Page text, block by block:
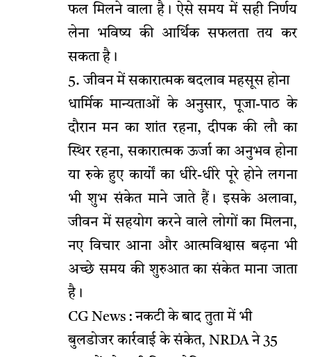
फल मिलने वाला है। ऐसे समय में सही निर्णय
लेना भविष्य की आर्थिक सफलता तय कर
सकता है।
5. जीवन में सकारात्मक बदलाव महसूस होना
धार्मिक मान्यताओं के अनुसार, पूजा-पाठ के
दौरान मन का शांत रहना, दीपक की लौ का
स्थिर रहना, सकारात्मक ऊर्जा का अनुभव होना
या रुके हुए कार्यों का धीरे-धीरे पूरे होने लगना
भी शुभ संकेत माने जाते हैं। इसके अलावा,
जीवन में सहयोग करने वाले लोगों का मिलना,
नए विचार आना और आत्मविश्वास बढ़ना भी
अच्छे समय की शुरुआत का संकेत माना जाता
है।
CG News : नकटी के बाद तुता में भी
बुलडोजर कार्रवाई के संकेत, NRDA ने 35